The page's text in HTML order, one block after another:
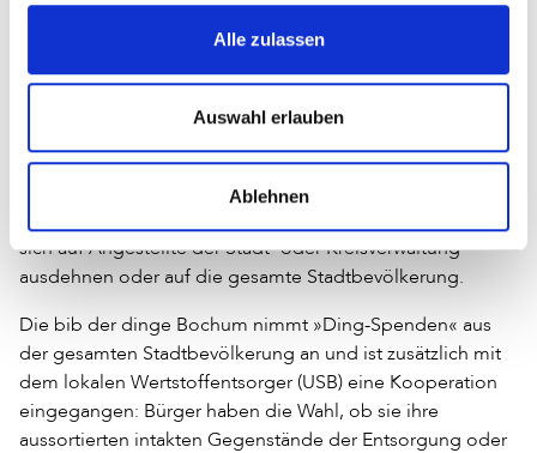
Alle zulassen
Auswahl erlauben
Ablehnen
zu sein oder am Neukauf von Büchern sparen zu müssen?
Nachhaltigkeit sogar besser, wenn die Dinge nicht extra
neu eingekauft werden müssen.
In einem Fall wurde berichtet, dass Mitarbeitende der
Stadtbücherei freiwillig Dinge aus ihrem Haushalt oder
sich auf Angestellte der Stadt- oder Kreisverwaltung
ausdehnen oder auf die gesamte Stadtbevölkerung.
Die bib der dinge Bochum nimmt »Ding-Spenden« aus
der gesamten Stadtbevölkerung an und ist zusätzlich mit
dem lokalen Wertstoffentsorger (USB) eine Kooperation
eingegangen: Bürger haben die Wahl, ob sie ihre
aussortierten intakten Gegenstände der Entsorgung oder